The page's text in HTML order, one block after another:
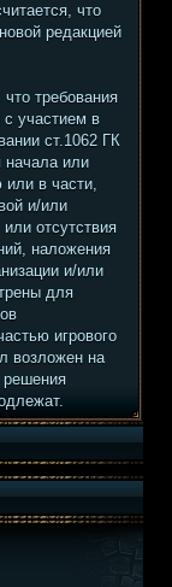
что
редакцией
требования
с участием в
ст.1062 ГК
начала или
или в части,
и/или
отсутствия
наложения
и/или
для
игрового
возложен на
решения